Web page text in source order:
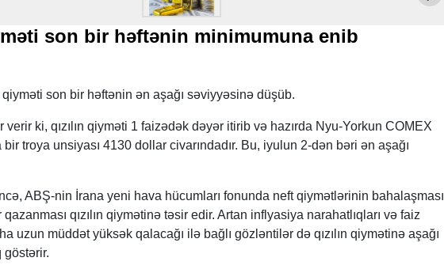
son bir həftənin minimumuna enib
qiyməti son bir həftənin ən aşağı səviyyəsinə düşüb.
ki, qızılın qiyməti 1 faizədək dəyər itirib və hazırda Nyu-Yorkun COMEX
bir troya unsiyası 4130 dollar civarındadır. Bu, iyulun 2-dən bəri ən aşağı
ABŞ-nin İrana yeni hava hücumları fonunda neft qiymətlərinin bahalaşması
qızılın qiymətinə təsir edir. Artan inflyasiya narahatlıqları və faiz
uzun müddət yüksək qalacağı ilə bağlı gözləntilər də qızılın qiymətinə aşağı
göstərir.